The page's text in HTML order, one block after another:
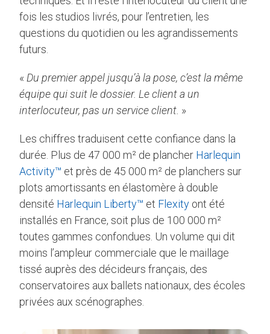
fois les studios livrés, pour l’entretien, les
questions du quotidien ou les agrandissements
futurs.
« Du premier appel jusqu’à la pose, c’est la même
équipe qui suit le dossier. Le client a un
interlocuteur, pas un service client. »
Les chiffres traduisent cette confiance dans la
durée. Plus de 47 000 m² de plancher Harlequin
Activity™ et près de 45 000 m² de planchers sur
plots amortissants en élastomère à double
densité Harlequin Liberty™ et Flexity ont été
installés en France, soit plus de 100 000 m²
toutes gammes confondues. Un volume qui dit
moins l’ampleur commerciale que le maillage
tissé auprès des décideurs français, des
conservatoires aux ballets nationaux, des écoles
privées aux scénographes.